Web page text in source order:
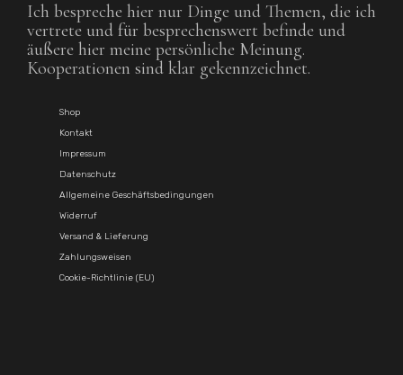
Ich bespreche hier nur Dinge und Themen, die ich
vertrete und für besprechenswert befinde und
äußere hier meine persönliche Meinung.
Kooperationen sind klar gekennzeichnet.
Shop
Kontakt
Impressum
Datenschutz
Allgemeine Geschäftsbedingungen
Widerruf
Versand & Lieferung
Zahlungsweisen
Cookie-Richtlinie (EU)